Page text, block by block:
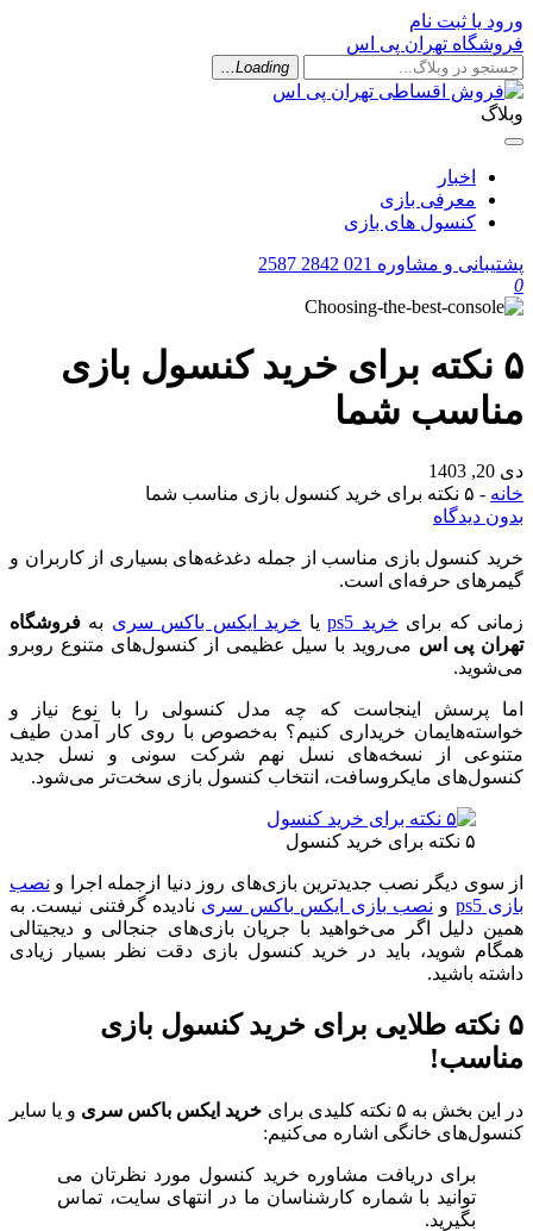
ورود یا ثبت نام
فروشگاه تهران پی اس
Loading...
وبلاگ
اخبار
معرفی بازی
کنسول های بازی
پشتیبانی و مشاوره 021 2842 2587
0
۵ نکته برای خرید کنسول بازی
مناسب شما
دی 20, 1403
خانه - ۵ نکته برای خرید کنسول بازی مناسب شما
بدون دیدگاه
خرید کنسول بازی مناسب از جمله دغدغه‌های بسیاری از کاربران و
گیمرهای حرفه‌ای است.
زمانی که برای خرید ps5 یا خرید ایکس باکس سری به فروشگاه
تهران پی اس می‌روید با سیل عظیمی از کنسول‌های متنوع روبرو
می‌شوید.
اما پرسش اینجاست که چه مدل کنسولی را با نوع نیاز و
خواسته‌هایمان خریداری کنیم؟ به‌خصوص با روی کار آمدن طیف
متنوعی از نسخه‌های نسل نهم شرکت سونی و نسل جدید
کنسول‌های مایکروسافت، انتخاب کنسول بازی سخت‌تر می‌شود.
۵ نکته برای خرید کنسول
از سوی دیگر نصب جدیدترین بازی‌های روز دنیا ازجمله اجرا و نصب
بازی ps5
و نصب بازی ایکس باکس سری نادیده گرفتنی نیست. به
همین دلیل اگر می‌خواهید با جریان بازی‌های جنجالی و دیجیتالی
همگام شوید، باید در خرید کنسول بازی دقت نظر بسیار زیادی
داشته باشید.
۵ نکته طلایی برای خرید کنسول بازی
مناسب!
در این بخش به ۵ نکته کلیدی برای خرید ایکس باکس سری و یا سایر
کنسول‌های خانگی اشاره می‌کنیم:
برای دریافت مشاوره خرید کنسول مورد نظرتان می
توانید با شماره کارشناسان ما در انتهای سایت، تماس
بگیرید.